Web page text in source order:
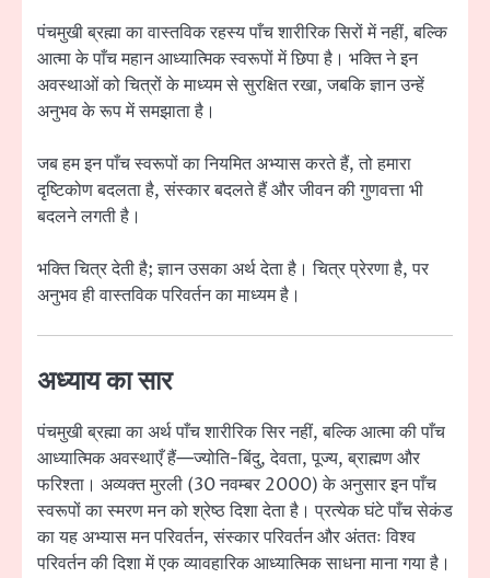
पंचमुखी ब्रह्मा का वास्तविक रहस्य पाँच शारीरिक सिरों में नहीं, बल्कि
आत्मा के पाँच महान आध्यात्मिक स्वरूपों में छिपा है। भक्ति ने इन
अवस्थाओं को चित्रों के माध्यम से सुरक्षित रखा, जबकि ज्ञान उन्हें
अनुभव के रूप में समझाता है।
जब हम इन पाँच स्वरूपों का नियमित अभ्यास करते हैं, तो हमारा
दृष्टिकोण बदलता है, संस्कार बदलते हैं और जीवन की गुणवत्ता भी
बदलने लगती है।
भक्ति चित्र देती है; ज्ञान उसका अर्थ देता है। चित्र प्रेरणा है, पर
अनुभव ही वास्तविक परिवर्तन का माध्यम है।
अध्याय का सार
पंचमुखी ब्रह्मा का अर्थ पाँच शारीरिक सिर नहीं, बल्कि आत्मा की पाँच
आध्यात्मिक अवस्थाएँ हैं—ज्योति-बिंदु, देवता, पूज्य, ब्राह्मण और
फरिश्ता। अव्यक्त मुरली (30 नवम्बर 2000) के अनुसार इन पाँच
स्वरूपों का स्मरण मन को श्रेष्ठ दिशा देता है। प्रत्येक घंटे पाँच सेकंड
का यह अभ्यास मन परिवर्तन, संस्कार परिवर्तन और अंततः विश्व
परिवर्तन की दिशा में एक व्यावहारिक आध्यात्मिक साधना माना गया है।